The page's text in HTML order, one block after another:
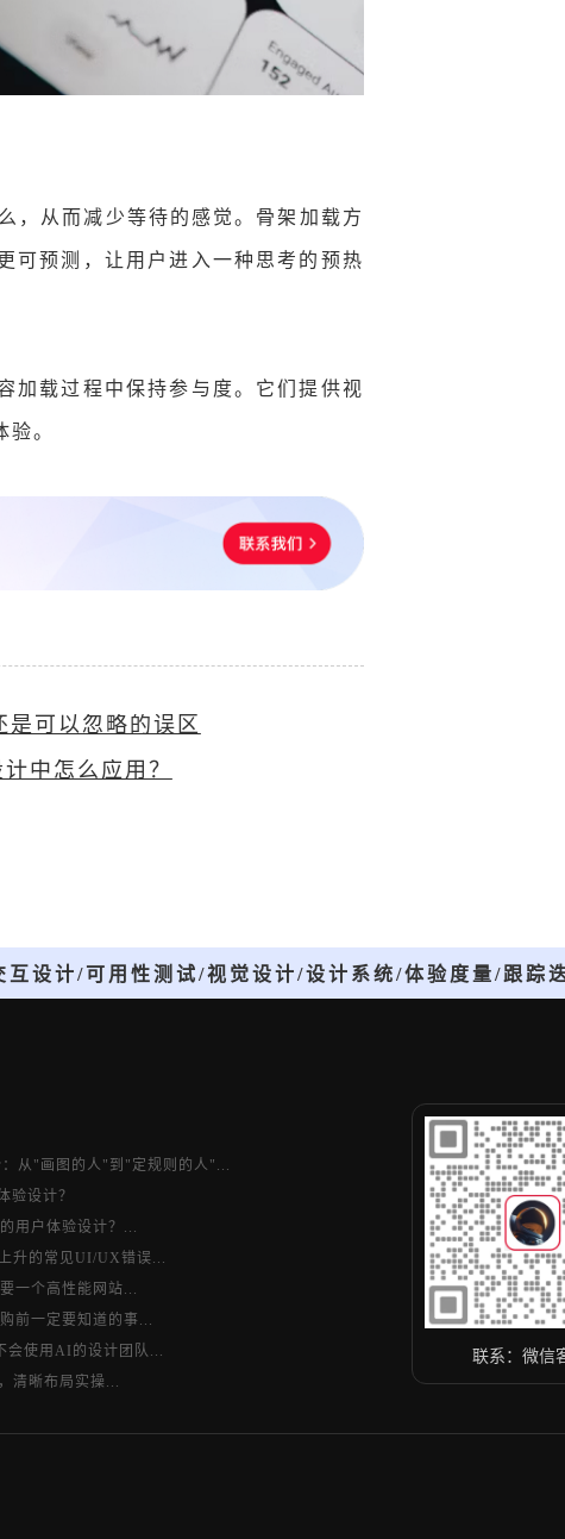
，从而减少等待的感觉。骨架加载方
可预测，让用户进入一种思考的预热
加载过程中保持参与度。它们提供视
。
可以忽略的误区
中怎么应用？
互设计/可用性测试/视觉设计/设计系统/体验度量/跟
联系：微信
从"画图的人"到"定规则的人"...
验设计？
用户体验设计？...
升的常见UI/UX错误...
一个高性能网站...
前一定要知道的事...
会使用AI的设计团队...
清晰布局实操...